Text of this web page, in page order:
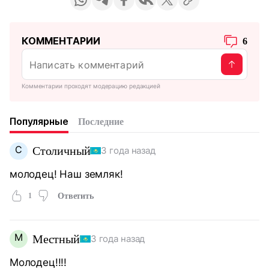
КОММЕНТАРИИ 6
Комментарии проходят модерацию редакцией
Популярные Последние
С Столичный 3 года назад
молодец! Наш земляк!
1 Ответить
М Местный 3 года назад
Молодец!!!!